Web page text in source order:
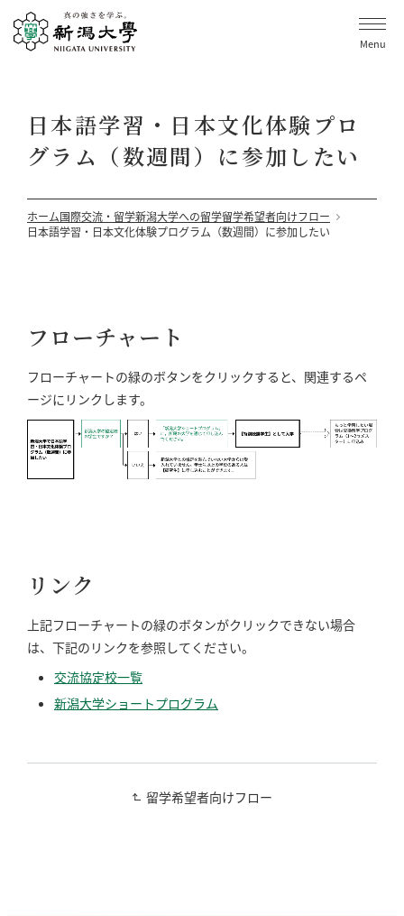
Menu
日本語学習・日本文化体験プロ
グラム（数週間）に参加したい
ホーム国際交流・留学新潟大学への留学留学希望者向けフロー
日本語学習・日本文化体験プログラム（数週間）に参加したい
フローチャート
フローチャートの緑のボタンをクリックすると、関連するペ
ージにリンクします。
リンク
上記フローチャートの緑のボタンがクリックできない場合
は、下記のリンクを参照してください。
交流協定校一覧
新潟大学ショートプログラム
留学希望者向けフロー